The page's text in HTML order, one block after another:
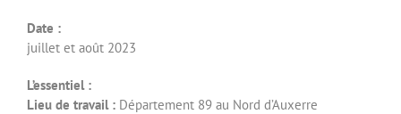
Date :
juillet et août 2023
L’essentiel :
Lieu de travail :Département 89 au Nord d’Auxerre